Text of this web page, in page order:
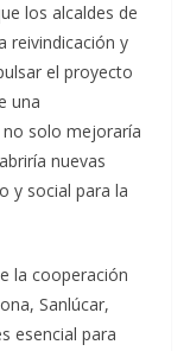
los alcaldes de
reivindicación y
el proyecto
una
solo mejoraría
nuevas
y social para la
la cooperación
Sanlúcar,
esencial para